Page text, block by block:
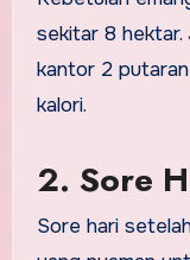
sekitar 8 hektar.
kantor 2
kalori.
2. Sore
Sore hari